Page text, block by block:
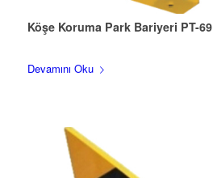
Köşe Koruma Park Bariyeri PT-69
Devamını Oku